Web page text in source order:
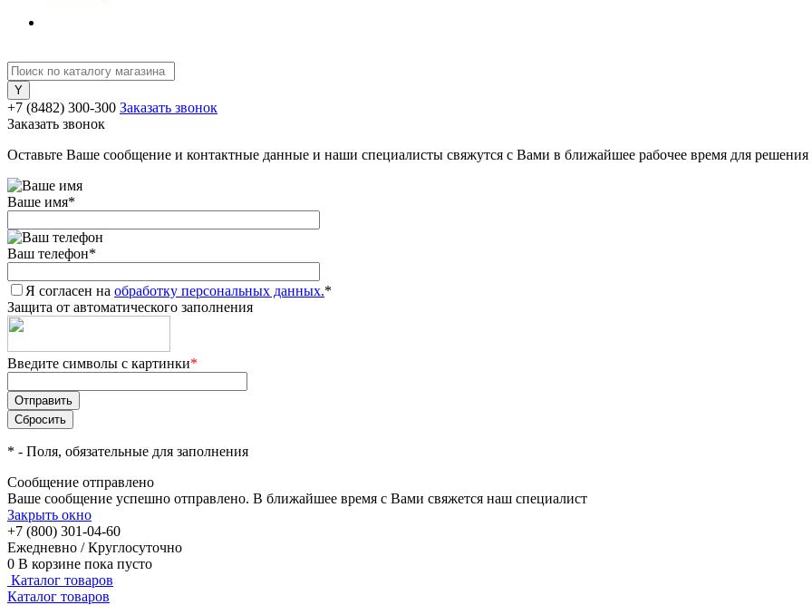
+7 (8482) 300-300 Заказать звонок
Заказать звонок
Оставьте Ваше сообщение и контактные данные и наши специалисты свяжутся с Вами в ближайшее рабочее время для
Ваше имя*
Ваш телефон*
Я согласен на обработку персональных данных.*
Защита от автоматического заполнения
Введите символы с картинки*
* - Поля, обязательные для заполнения
Сообщение отправлено
Ваше сообщение успешно отправлено. В ближайшее время с Вами свяжется наш специалист
Закрыть окно
+7 (800) 301-04-60
Ежедневно / Круглосуточно
0 В корзине пока пусто
Каталог товаров
Каталог товаров